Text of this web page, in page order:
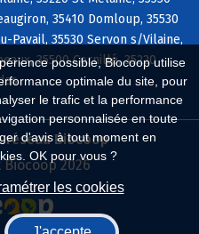
possible, Biocoop utilise
optimale du site, pour
le trafic et la performance
personnalisée en toute
d'avis à tout moment en
OK pour vous ?
les cookies
35410 Domloup, 35530
Pavail, 35530 Servon s/Vilaine,
35500 Cornillé, 35220
réseau Biocoop
2026